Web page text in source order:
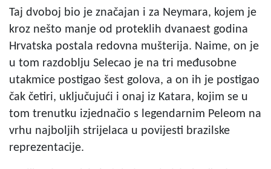
Taj dvoboj bio je značajan i za Neymara, kojem je
kroz nešto manje od proteklih dvanaest godina
Hrvatska postala redovna mušterija. Naime, on je
u tom razdoblju Selecao je na tri međusobne
utakmice postigao šest golova, a on ih je postigao
čak četiri, uključujući i onaj iz Katara, kojim se u
tom trenutku izjednačio s legendarnim Peleom na
vrhu najboljih strijelaca u povijesti brazilske
reprezentacije.